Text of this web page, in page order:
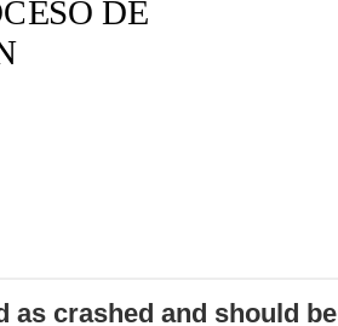
as crashed and should be